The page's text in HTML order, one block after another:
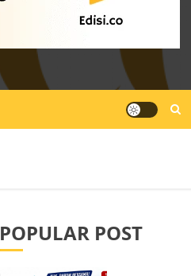
POPULAR POST
Warga
Audiensi
Kota
Aktivitas
Warga
JULI 17, 2026
1 AGUSTUS 9,